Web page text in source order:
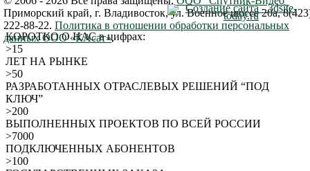
КОРОТКО О НАСв цифрах:
>15
ЛЕТ НА РЫНКЕ
>50
РАЗРАБОТАННЫХ ОТРАСЛЕВЫХ РЕШЕНИЙ “ПОД
КЛЮЧ”
>200
ВЫПОЛНЕННЫХ ПРОЕКТОВ ПО ВСЕЙ РОССИИ
>7000
ПОДКЛЮЧЕННЫХ АБОНЕНТОВ
>100
Приморский край, г. Владивосток,ул. Военное шоссе 20а,
222-88-22. Политика в отношении обработки персональных
данных ООО «КАсат».
Создание сайта - 3dsite-
today.ru